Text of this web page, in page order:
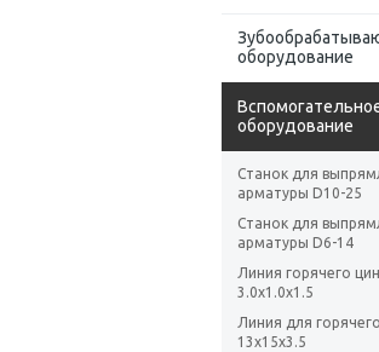
оборудование
оборудование
Станок для
арматуры D10-25
Станок для
арматуры D6-14
Линия горячего
3.0x1.0x1.5
Линия для
13х15х3.5